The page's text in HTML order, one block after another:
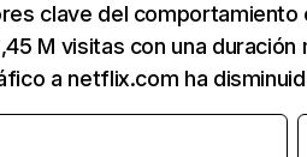
clave del
M visitas con una
a netflix.com ha